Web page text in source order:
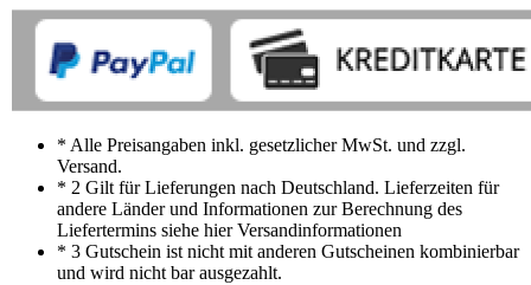
* Alle Preisangaben inkl. gesetzlicher MwSt. und zzgl.
Versand.
* 2 Gilt für Lieferungen nach Deutschland. Lieferzeiten für
andere Länder und Informationen zur Berechnung des
Liefertermins siehe hier Versandinformationen
* 3 Gutschein ist nicht mit anderen Gutscheinen kombinierbar
und wird nicht bar ausgezahlt.